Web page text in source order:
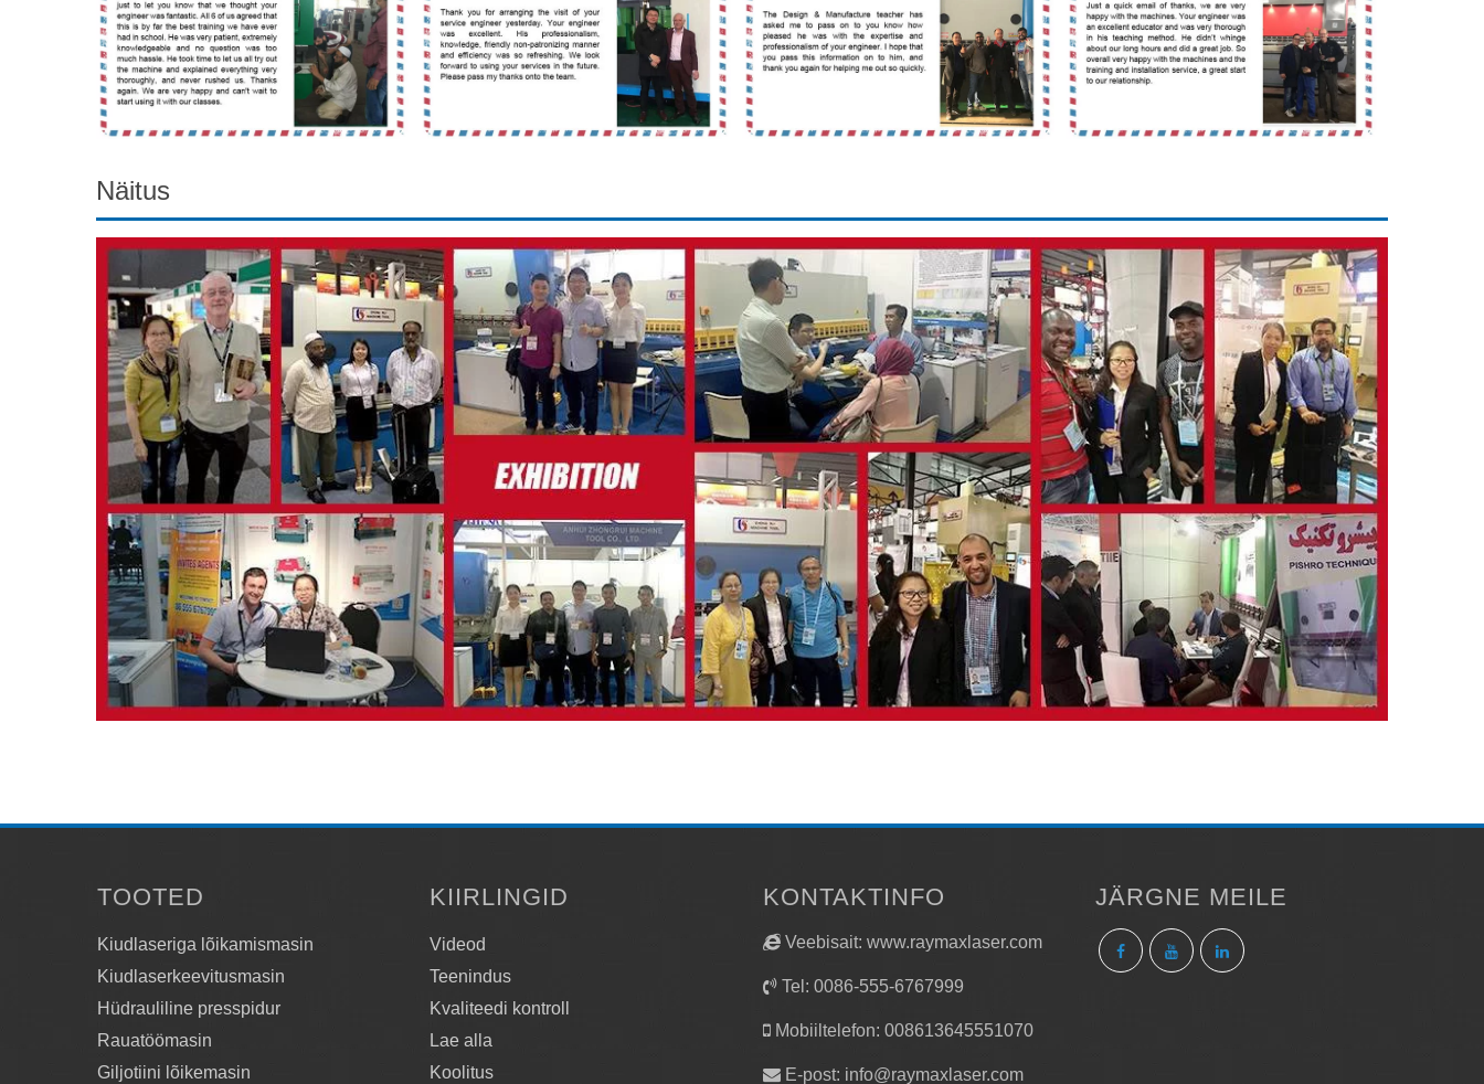
Näitus
TOOTED
Kiudlaseriga lõikamismasin
Kiudlaserkeevitusmasin
Hüdrauliline presspidur
Rauatöömasin
Giljotiini lõikemasin
KIIRLINGID
Videod
Teenindus
Kvaliteedi kontroll
Lae alla
Koolitus
KONTAKTINFO
Veebisait: www.raymaxlaser.com
Tel: 0086-555-6767999
Mobiiltelefon: 008613645551070
E-post: info@raymaxlaser.com
JÄRGNE MEILE